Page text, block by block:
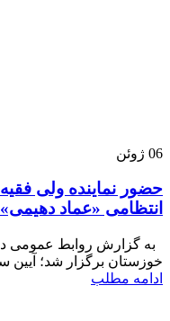
06 ژوئن
حضور نماینده ولی
انتظامی «عماد دهیمی»
به گزارش روابط عمومی
خوزستان برگزار شد؛ آیین
ادامه مطلب